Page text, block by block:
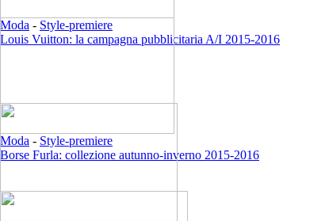
Moda - Style-premiere
Louis Vuitton: la campagna pubblicitaria A/I 2015-2016
Moda - Style-premiere
Borse Furla: collezione autunno-inverno 2015-2016